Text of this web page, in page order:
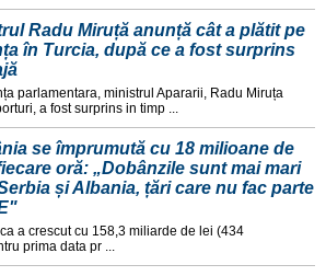
Radu Miruță anunță cât a plătit pe
în Turcia, după ce a fost surprins
parlamentara, ministrul Apararii, Radu Miruța
a fost surprins in timp ...
se împrumută cu 18 milioane de
oră: „Dobânzile sunt mai mari
și Albania, țări care nu fac parte
a crescut cu 158,3 miliarde de lei (434
prima data pr ...